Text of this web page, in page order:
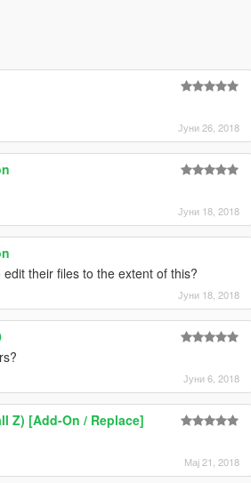
Јуни 26, 2018
Јуни 18, 2018
their files to the extent of this?
Јуни 18, 2018
Јуни 6, 2018
Z) [Add-On / Replace]
Мај 21, 2018